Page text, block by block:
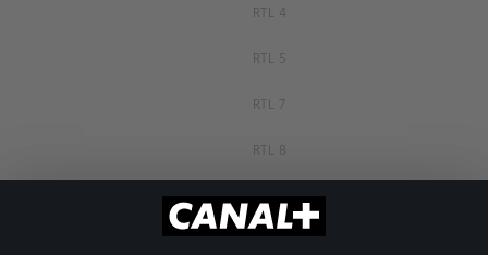
RTL 4
RTL 5
RTL 7
RTL 8
RTL Z
SBS6